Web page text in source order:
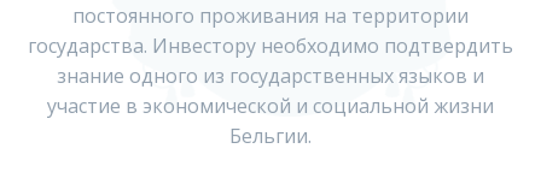
постоянного проживания на территории
государства. Инвестору необходимо подтвердить
знание одного из государственных языков и
участие в экономической и социальной жизни
Бельгии.